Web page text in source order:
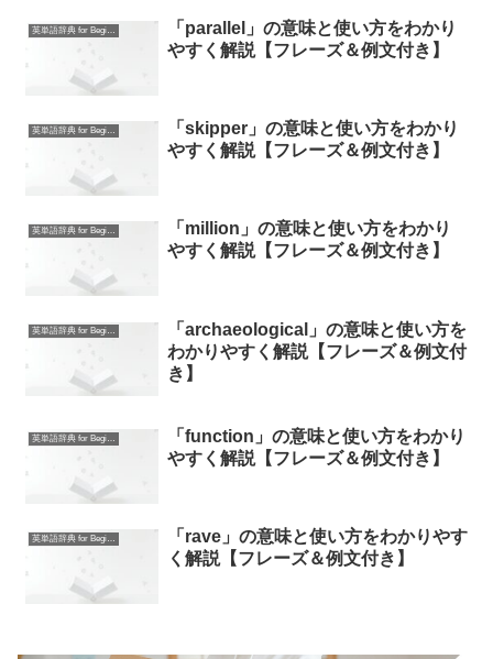
英単語辞典 for Beginners
「parallel」の意味と使い方をわかり
やすく解説【フレーズ＆例文付き】
英単語辞典 for Beginners
「skipper」の意味と使い方をわかり
やすく解説【フレーズ＆例文付き】
英単語辞典 for Beginners
「million」の意味と使い方をわかり
やすく解説【フレーズ＆例文付き】
英単語辞典 for Beginners
「archaeological」の意味と使い方を
わかりやすく解説【フレーズ＆例文付
き】
英単語辞典 for Beginners
「function」の意味と使い方をわかり
やすく解説【フレーズ＆例文付き】
英単語辞典 for Beginners
「rave」の意味と使い方をわかりやす
く解説【フレーズ＆例文付き】